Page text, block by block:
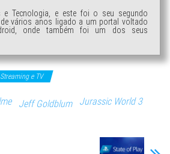
e Tecnologia, e este foi o seu segundo
vários anos ligado a um portal voltado
onde também foi um dos seus
e TV
Jeff Goldblum
Jurassic World 3